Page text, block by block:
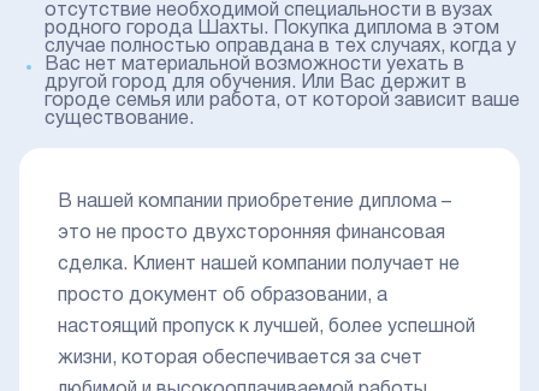
отсутствие необходимой специальности в вузах
родного города Шахты. Покупка диплома в этом
случае полностью оправдана в тех случаях, когда у
Вас нет материальной возможности уехать в
другой город для обучения. Или Вас держит в
городе семья или работа, от которой зависит ваше
существование.
В нашей компании приобретение диплома –
это не просто двухсторонняя финансовая
сделка. Клиент нашей компании получает не
просто документ об образовании, а
настоящий пропуск к лучшей, более успешной
жизни, которая обеспечивается за счет